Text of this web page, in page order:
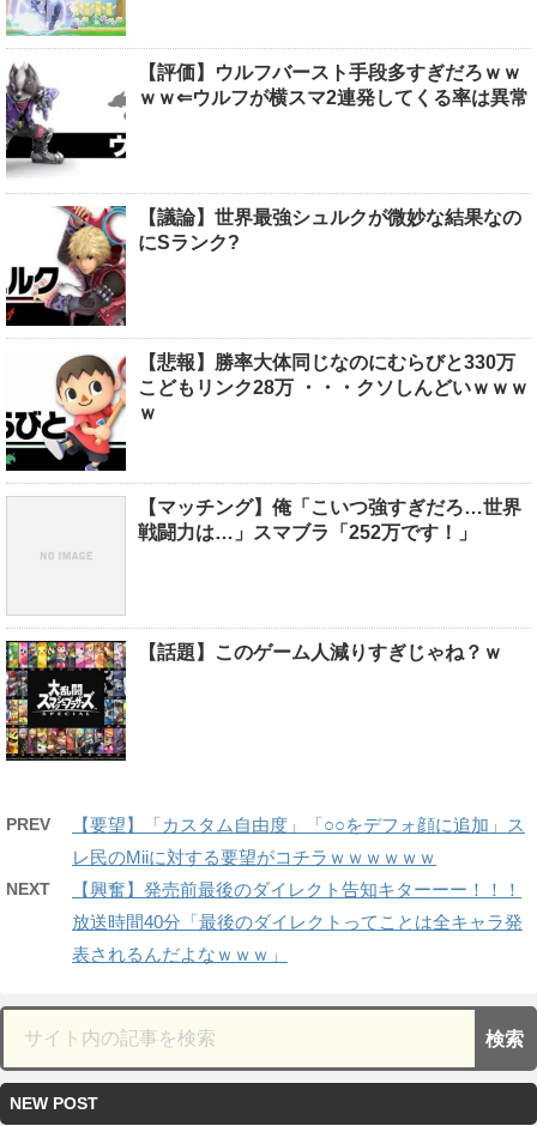
【評価】ウルフバースト手段多すぎだろｗｗ
ｗｗ⇐ウルフが横スマ2連発してくる率は異常
【議論】世界最強シュルクが微妙な結果なの
にSランク?
【悲報】勝率大体同じなのにむらびと330万
こどもリンク28万 ・・・クソしんどいｗｗｗ
ｗ
【マッチング】俺「こいつ強すぎだろ…世界
戦闘力は…」スマブラ「252万です！」
【話題】このゲーム人減りすぎじゃね？ｗ
PREV
【要望】「カスタム自由度」「○○をデフォ顔に追加」ス
レ民のMiiに対する要望がコチラｗｗｗｗｗｗ
NEXT
【興奮】発売前最後のダイレクト告知キターーー！！！
放送時間40分「最後のダイレクトってことは全キャラ発
表されるんだよなｗｗｗ」
NEW POST